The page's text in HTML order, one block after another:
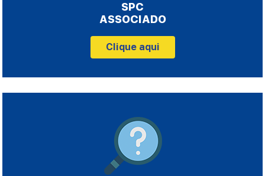
SPC
ASSOCIADO
Clique aqui